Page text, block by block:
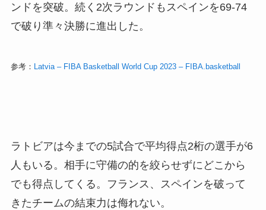
ンドを突破。続く2次ラウンドもスペインを69-74
で破り準々決勝に進出した。
参考： Latvia – FIBA Basketball World Cup 2023 – FIBA.basketball
ラトビアは今までの5試合で平均得点2桁の選手が6
人もいる。相手に守備の的を絞らせずにどこから
でも得点してくる。フランス、スペインを破って
きたチームの結束力は侮れない。